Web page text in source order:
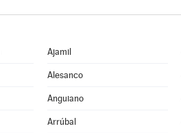
Ajamil
Alesanco
Anguiano
Arrúbal